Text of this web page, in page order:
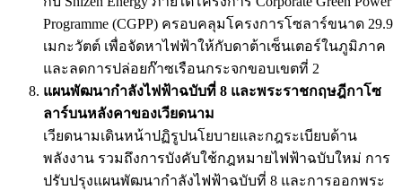
Programme (CGPP) ครอบคลุมโครงการโซลาร์ขนาด 29.9
เมกะวัตต์ เพื่อจัดหาไฟฟ้าให้กับดาต้าเซ็นเตอร์ในภูมิภาค
และลดการปล่อยก๊าซเรือนกระจกขอบเขตที่ 2
แผนพัฒนากำลังไฟฟ้าฉบับที่ 8 และพระราชกฤษฎีกาโซ
ลาร์บนหลังคาของเวียดนาม
เวียดนามเดินหน้าปฏิรูปนโยบายและกฎระเบียบด้าน
พลังงาน รวมถึงการบังคับใช้กฎหมายไฟฟ้าฉบับใหม่ การ
ปรับปรุงแผนพัฒนากำลังไฟฟ้าฉบับที่ 8 และการออกพระ